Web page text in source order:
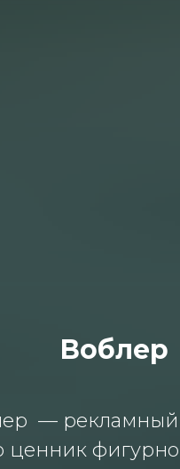
Воблер
— рекламный
ценник